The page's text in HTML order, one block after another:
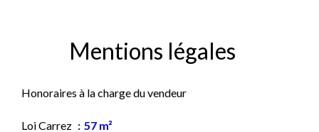
Mentions légales
Honoraires à la charge du vendeur
Loi Carrez 57 m²